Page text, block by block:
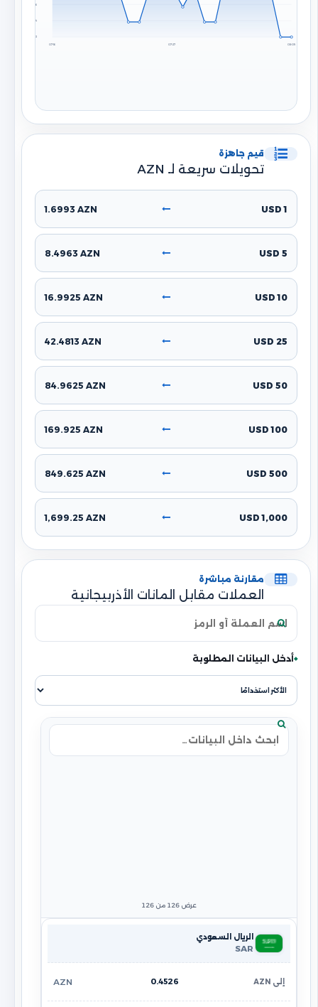
1.6996
1.6994
1.6993
07-16 07-27 08-09
قيم جاهزة
تحويلات سريعة لـ AZN
1 USD
1.6993 AZN
5 USD
8.4963 AZN
10 USD
16.9925 AZN
25 USD
42.4813 AZN
50 USD
84.9625 AZN
100 USD
169.925 AZN
500 USD
849.625 AZN
1,000 USD
1,699.25 AZN
مقارنة مباشرة
العملات مقابل المانات الأذربيجانية
أدخل البيانات المطلوبة
بحث في الجدول
عرض 126 من 126
الريال السعودي
SAR
0.4526
AZN